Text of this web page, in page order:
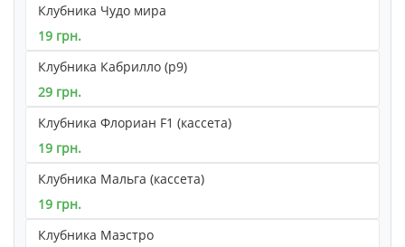
Клубника Чудо мира
19 грн.
Клубника Кабрилло (р9)
29 грн.
Клубника Флориан F1 (кассета)
19 грн.
Клубника Мальга (кассета)
19 грн.
Клубника Маэстро